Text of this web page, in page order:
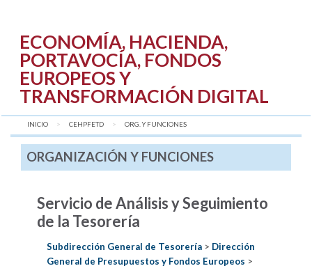
ECONOMÍA, HACIENDA,
PORTAVOCÍA, FONDOS
EUROPEOS Y
TRANSFORMACIÓN DIGITAL
INICIO CEHPFETD AQUÍ:
ORG. Y FUNCIONES
ORGANIZACIÓN Y FUNCIONES
Servicio de Análisis y Seguimiento
de la Tesorería
Subdirección General de Tesorería> Dirección
General de Presupuestos y Fondos Europeos >